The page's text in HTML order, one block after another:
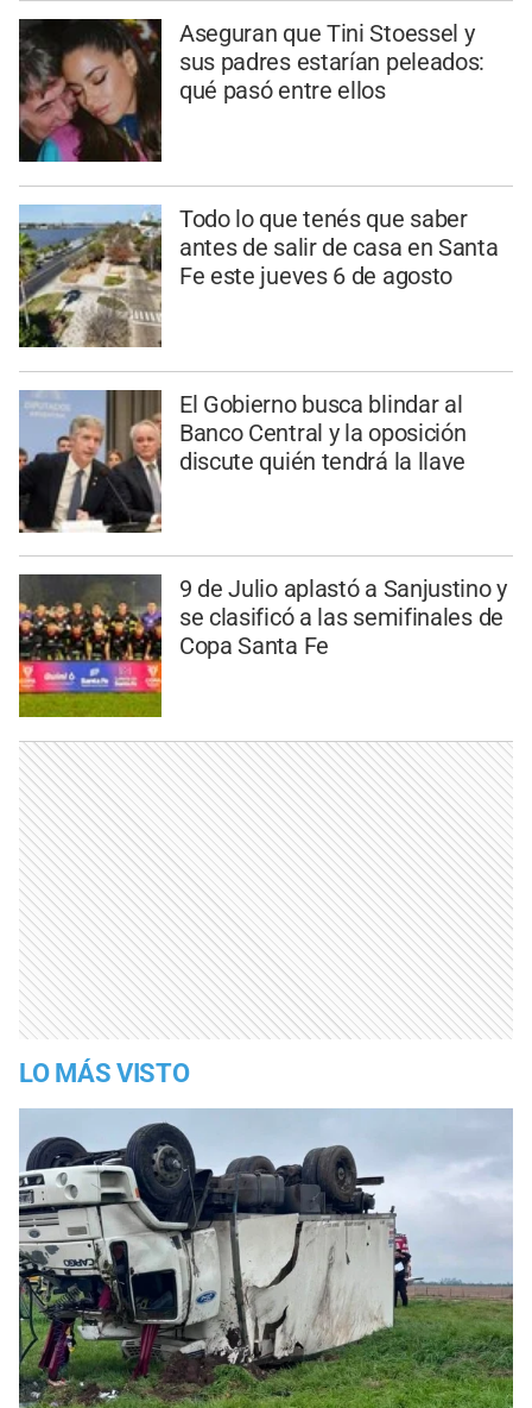
Aseguran que Tini Stoessel y
sus padres estarían peleados:
qué pasó entre ellos
Todo lo que tenés que saber
antes de salir de casa en Santa
Fe este jueves 6 de agosto
El Gobierno busca blindar al
Banco Central y la oposición
discute quién tendrá la llave
9 de Julio aplastó a Sanjustino y
se clasificó a las semifinales de
Copa Santa Fe
LO MÁS VISTO